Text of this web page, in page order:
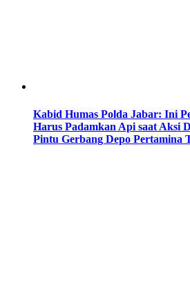
Kabid Humas Polda Jabar: Ini
Harus Padamkan Api saat Aksi
Pintu Gerbang Depo Pertamina